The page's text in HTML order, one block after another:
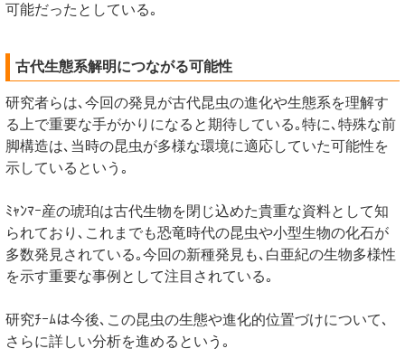
可能だったとしている｡
古代生態系解明につながる可能性
研究者らは､今回の発見が古代昆虫の進化や生態系を理解す
る上で重要な手がかりになると期待している｡特に､特殊な前
脚構造は､当時の昆虫が多様な環境に適応していた可能性を
示しているという｡
ﾐｬﾝﾏｰ産の琥珀は古代生物を閉じ込めた貴重な資料として知
られており､これまでも恐竜時代の昆虫や小型生物の化石が
多数発見されている｡今回の新種発見も､白亜紀の生物多様性
を示す重要な事例として注目されている｡
研究ﾁｰﾑは今後､この昆虫の生態や進化的位置づけについて､
さらに詳しい分析を進めるという｡